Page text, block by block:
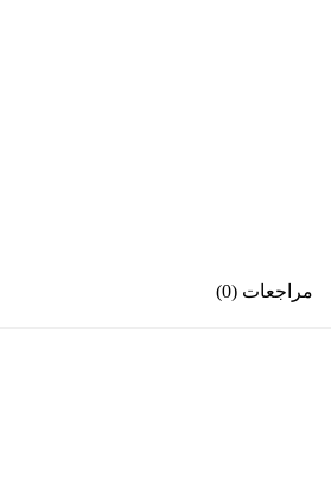
مراجعات (0)